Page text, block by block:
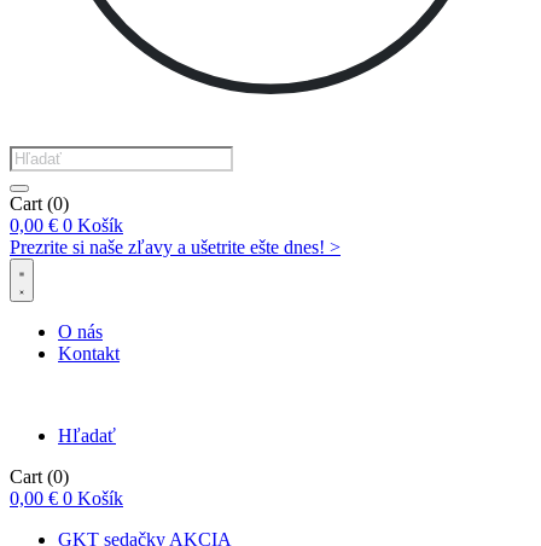
Products
search
Cart (0)
0,00 € 0 Košík
Prezrite si naše zľavy a ušetrite ešte dnes! >​
O nás
Kontakt
Hľadať
Cart (0)
0,00 € 0 Košík
GKT sedačky AKCIA